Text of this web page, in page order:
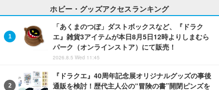
ホビー・グッズアクセスランキング
「あくまのつぼ」ダストボックスなど、『ドラク
エ』雑貨3アイテムが本日8月5日12時よりしまむら
パーク（オンラインストア）にて販売！
2026.8.5 Wed 11:45
『ドラクエ』40周年記念展オリジナルグッズの事後
通販を検討！歴代主人公の“冒険の書”開閉ピンズを